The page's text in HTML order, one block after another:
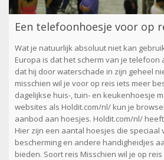
Een telefoonhoesje voor op
Wat je natuurlijk absoluut niet kan
Europa is dat het scherm van je telefoon
dat hij door waterschade in zijn geheel
misschien wil je voor op reis iets meer
dagelijkse huis-, tuin- en keukenhoesje
websites als Holdit.com/nl/ kun je
aanbod aan hoesjes. Holdit.com/nl/
Hier zijn een aantal hoesjes die speciaal
bescherming en andere handigheidjes
bieden. Soort reis Misschien wil je op